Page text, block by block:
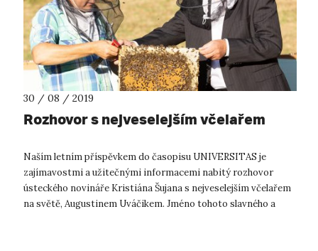
30 / 08 / 2019
Rozhovor s nejveselejším včelařem
Naším letním příspěvkem do časopisu UNIVERSITAS je
zajímavostmi a užitečnými informacemi nabitý rozhovor
ústeckého novináře Kristiána Šujana s nejveselejším včelařem
na světě, Augustinem Uváčikem. Jméno tohoto slavného a